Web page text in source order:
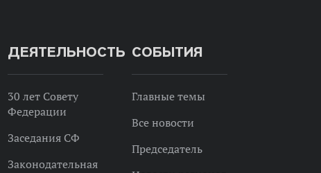
ДЕЯТЕЛЬНОСТЬ
30 лет Совету
Федерации
Заседания СФ
Законодательная
СОБЫТИЯ
Главные темы
Все новости
Председатель